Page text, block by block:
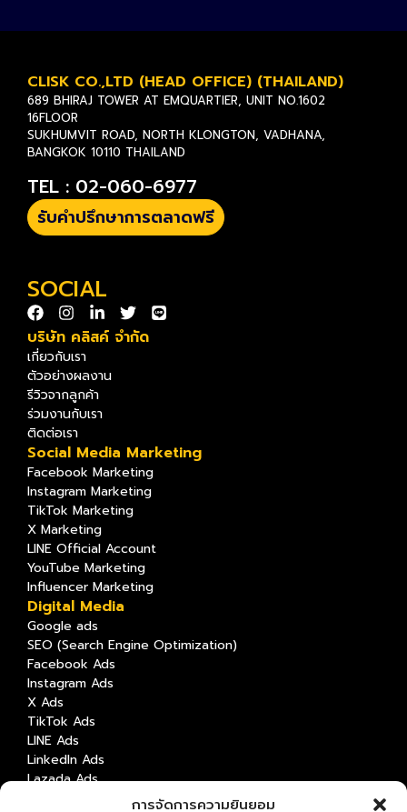
การจัดการความยินยอม
CLISK CO.,LTD (HEAD OFFICE) (THAILAND)
689 BHIRAJ TOWER AT EMQUARTIER, UNIT NO.1602
16FLOOR
SUKHUMVIT ROAD, NORTH KLONGTON, VADHANA,
BANGKOK 10110 THAILAND
TEL : 02-060-6977
รับคำปรึกษาการตลาดฟรี
SOCIAL
บริษัท คลิสค์ จำกัด
เกี่ยวกับเรา
ตัวอย่างผลงาน
รีวิวจากลูกค้า
ร่วมงานกับเรา
ติดต่อเรา
Social Media Marketing
Facebook Marketing
Instagram Marketing
TikTok Marketing
X Marketing
LINE Official Account
YouTube Marketing
Influencer Marketing
Digital Media
Google ads
SEO (Search Engine Optimization)
Facebook Ads
Instagram Ads
X Ads
TikTok Ads
LINE Ads
LinkedIn Ads
Lazada Ads